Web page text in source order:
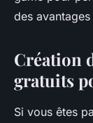
des
Création
gratuits
Si vous êtes